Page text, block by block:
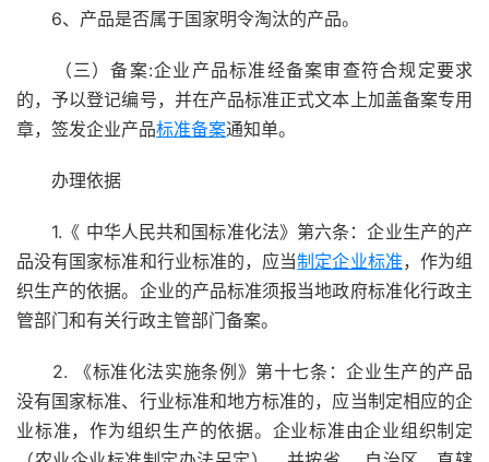
6、产品是否属于国家明令淘汰的产品。
（三）备案:企业产品标准经备案审查符合规定要求
的，予以登记编号，并在产品标准正式文本上加盖备案专用
章，签发企业产品标准备案通知单。
办理依据
1.《 中华人民共和国标准化法》第六条：企业生产的产
品没有国家标准和行业标准的，应当制定企业标准，作为组
织生产的依据。企业的产品标准须报当地政府标准化行政主
管部门和有关行政主管部门备案。
2. 《标准化法实施条例》第十七条：企业生产的产品
没有国家标准、行业标准和地方标准的，应当制定相应的企
业标准，作为组织生产的依据。企业标准由企业组织制定